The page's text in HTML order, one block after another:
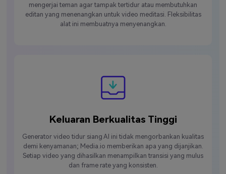
mengerjai teman agar tampak tertidur atau membutuhkan
editan yang menenangkan untuk video meditasi. Fleksibilitas
alat ini membuatnya menyenangkan.
Keluaran Berkualitas Tinggi
Generator video tidur siang AI ini tidak mengorbankan kualitas
demi kenyamanan; Media.io memberikan apa yang dijanjikan.
Setiap video yang dihasilkan menampilkan transisi yang mulus
dan frame rate yang konsisten.